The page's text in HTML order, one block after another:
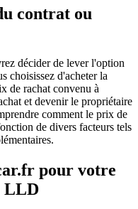
contrat ou
décider de lever l'option
choisissez d'acheter la
de rachat convenu à
et devenir le propriétaire
comment le prix de
de divers facteurs tels
pour votre
LLD